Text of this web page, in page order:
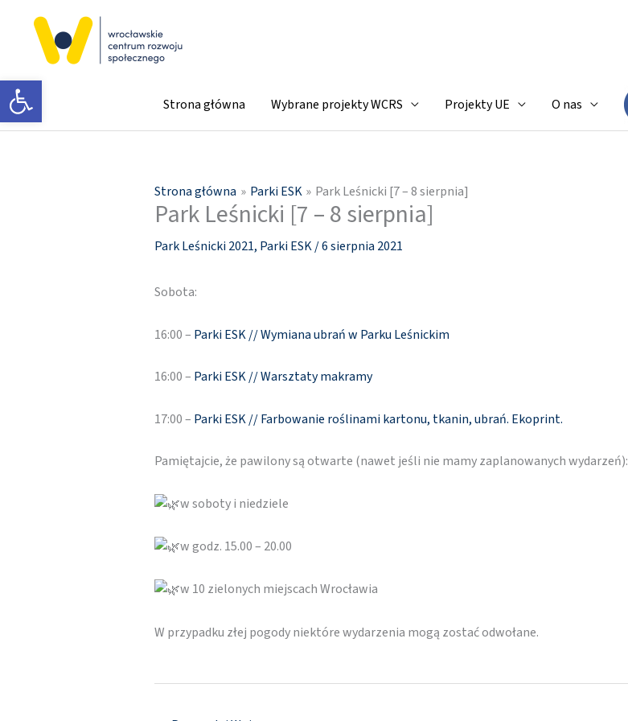
Otwórz pasek narzędzi Strona główna Wybrane projekty WCRS Projekty UE O nas
Strona główna Parki ESK Park Leśnicki [7 – 8 sierpnia]
Park Leśnicki [7 – 8 sierpnia]
Park Leśnicki 2021, Parki ESK/6 sierpnia 2021
Sobota:
16:00 – Parki ESK // Wymiana ubrań w Parku Leśnickim
16:00 – Parki ESK // Warsztaty makramy
17:00 – Parki ESK // Farbowanie roślinami kartonu, tkanin, ubrań. Ekoprint.
Pamiętajcie, że pawilony są otwarte (nawet jeśli nie mamy zaplanowanych wydarzeń):
w soboty i niedziele
w godz. 15.00 – 20.00
w 10 zielonych miejscach Wrocławia
W przypadku złej pogody niektóre wydarzenia mogą zostać odwołane.